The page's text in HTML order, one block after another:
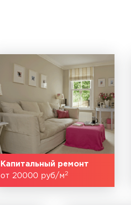
Капитальный ремонт
от 20000 руб/м2